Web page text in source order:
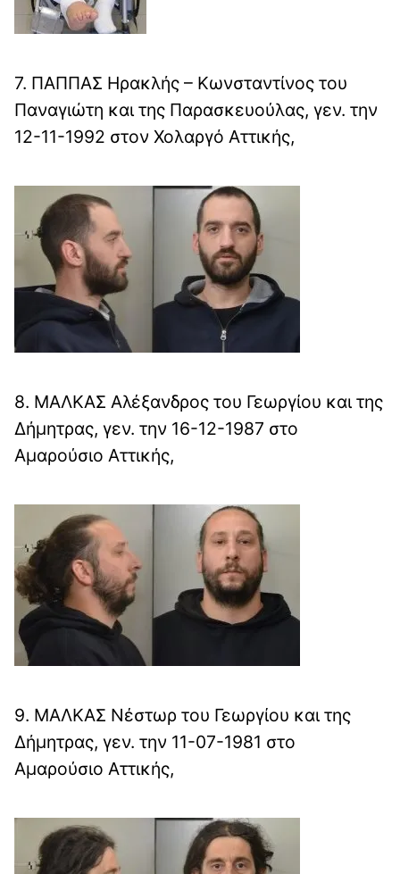
7. ΠΑΠΠΑΣ Ηρακλής – Κωνσταντίνος του
Παναγιώτη και της Παρασκευούλας, γεν. την
12-11-1992 στον Χολαργό Αττικής,
8. ΜΑΛΚΑΣ Αλέξανδρος του Γεωργίου και της
Δήμητρας, γεν. την 16-12-1987 στο
Αμαρούσιο Αττικής,
9. ΜΑΛΚΑΣ Νέστωρ του Γεωργίου και της
Δήμητρας, γεν. την 11-07-1981 στο
Αμαρούσιο Αττικής,